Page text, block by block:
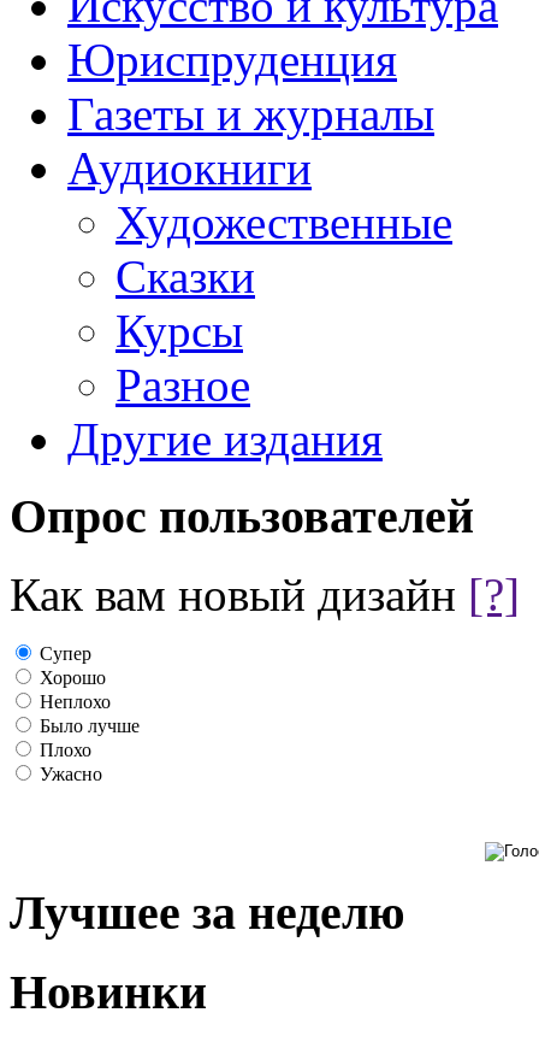
Юриспруденция
Газеты и журналы
Аудиокниги
Художественные
Сказки
Курсы
Разное
Другие издания
Опрос пользователей
Как вам новый дизайн [?]
Супер
Хорошо
Неплохо
Было лучше
Плохо
Ужасно
Лучшее за неделю
Новинки